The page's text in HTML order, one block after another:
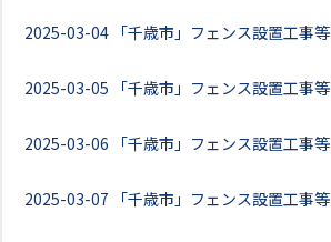
2025-03-04 「千歳市」フェンス設置工事等
2025-03-05 「千歳市」フェンス設置工事等
2025-03-06 「千歳市」フェンス設置工事等
2025-03-07 「千歳市」フェンス設置工事等